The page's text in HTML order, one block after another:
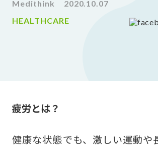
Medithink
2020.10.07
HEALTHCARE
疲労とは？
健康な状態でも、激しい運動や